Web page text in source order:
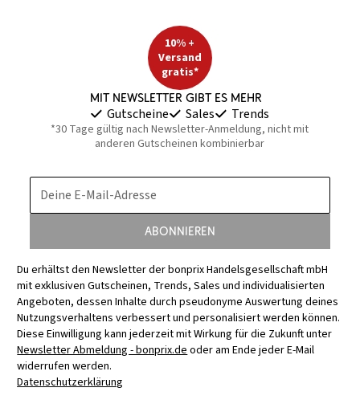
10% +
Versand
gratis*
Mit Newsletter gibt es mehr
Gutscheine Sales Trends
*30 Tage gültig nach Newsletter-Anmeldung, nicht mit
anderen Gutscheinen kombinierbar
Deine E-Mail-Adresse
Abonnieren
Du erhältst den Newsletter der bonprix Handelsgesellschaft mbH
mit exklusiven Gutscheinen, Trends, Sales und individualisierten
Angeboten, dessen Inhalte durch pseudonyme Auswertung deines
Nutzungsverhaltens verbessert und personalisiert werden können.
Diese Einwilligung kann jederzeit mit Wirkung für die Zukunft unter
Newsletter Abmeldung - bonprix.deoder am Ende jeder E-Mail
widerrufen werden.
Datenschutzerklärung